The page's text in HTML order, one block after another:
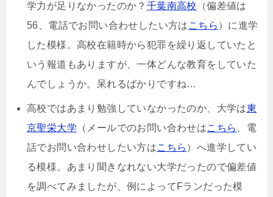
学力が足りなかったのか？ 千葉南高校
（偏差値は
56、電話でお問い合わせしたい方は こちら ）に進学
した模様。高校在籍時から犯罪を繰り返していたと
いう報道もありますが、一体どんな教育をしていた
んでしょうか。呆れるばかりですね…
高校ではあまり勉強していなかったのか、大学は東
京聖栄大学 （メールでのお問い合わせはこちら
、電
話でお問い合わせしたい方はこちら ）へ進学してい
る模様。あまり聞きなれない大学だったので偏差値
を調べてみましたが、例によってFランだった模